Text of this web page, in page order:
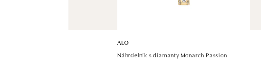
ALO
Náhrdelník s diamanty Monarch Passion